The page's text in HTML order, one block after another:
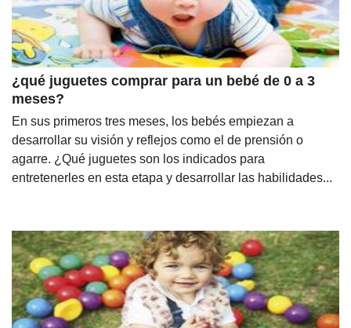
¿qué juguetes comprar para un bebé de 0 a 3
meses?
En sus primeros tres meses, los bebés empiezan a
desarrollar su visión y reflejos como el de prensión o
agarre. ¿Qué juguetes son los indicados para
entretenerles en esta etapa y desarrollar las habilidades...